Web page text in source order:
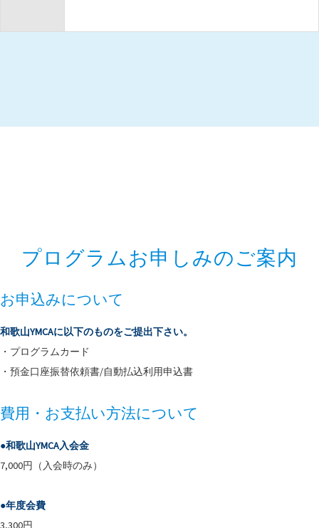
プログラムお申しみのご案内
お申込みについて
和歌山YMCAに以下のものをご提出下さい。
・プログラムカード
・預金口座振替依頼書/自動払込利用申込書
費用・お支払い方法について
●和歌山YMCA入会金
7,000円（入会時のみ）
●年度会費
3,300円